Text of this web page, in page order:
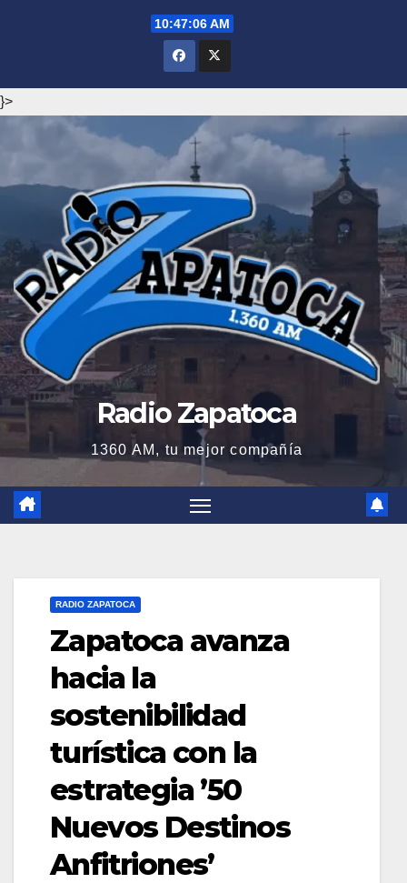
10:47:07 AM
}>
Radio Zapatoca
1360 AM, tu mejor compañía
RADIO ZAPATOCA
Zapatoca avanza
hacia la
sostenibilidad
turística con la
estrategia ’50
Nuevos Destinos
Anfitriones’